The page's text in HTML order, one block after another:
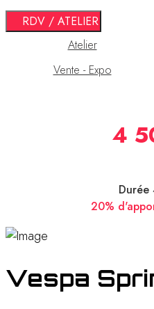
RDV / ATELIER
Atelier
Vente - Expo
4
Durée
20%
Vespa